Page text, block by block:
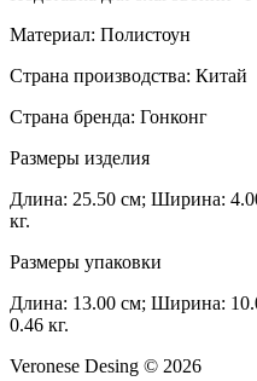
Материал: Полистоун
Страна производства: Китай
Страна бренда: Гонконг
Размеры изделия
Длина: 25.50 см; Ширина:
кг.
Размеры упаковки
Длина: 13.00 см; Ширина:
0.46 кг.
Veronese Desing © 2026